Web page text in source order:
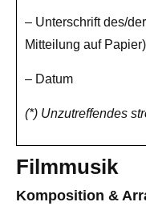
– Unterschrift des/
Mitteilung auf Papier)
– Datum
(*) Unzutreffendes
Filmmusik
Komposition &